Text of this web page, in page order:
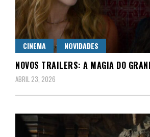
CINEMA NOVIDADES
NOVOS TRAILERS: A MAGIA DO
ABRIL 23, 2026